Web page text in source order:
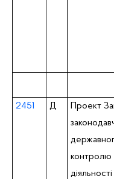
2451 Д
Проект
контролю